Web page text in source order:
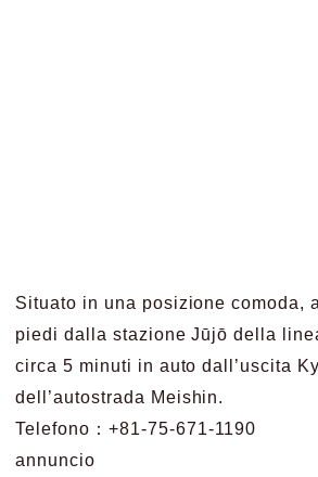
Situato in una posizione comoda,
piedi dalla stazione Jūjō della
circa 5 minuti in auto dall’uscita
dell’autostrada Meishin.
Telefono：+81-75-671-1190
annuncio